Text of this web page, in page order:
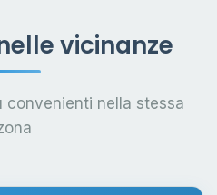
vicinanze
convenienti nella stessa